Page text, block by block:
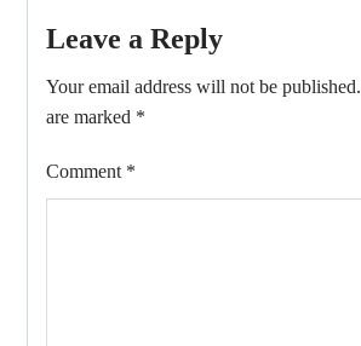
Leave a Reply
Your email address will not be published.
are marked *
Comment *